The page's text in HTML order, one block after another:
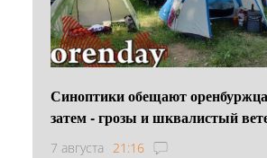
Синоптики обещают
затем - грозы и шквалистый
7 августа 21:16